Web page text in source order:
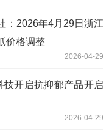
：2026年4月29日浙江
价格调整
2026-04-29
技开启抗抑郁产品开启
2026-04-29